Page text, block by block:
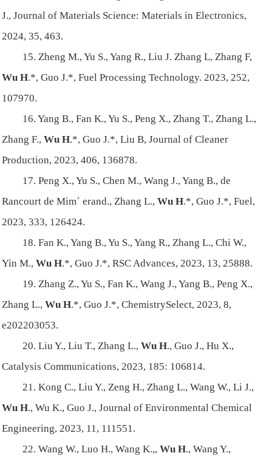
J., Journal of Materials Science: Materials in Electronics,
2024, 35, 463.
15. Zheng M., Yu S., Yang R., Liu J. Zhang L, Zhang F,
Wu H.*, Guo J.*, Fuel Processing Technology. 2023, 252,
107970.
16. Yang B., Fan K., Yu S., Peng X., Zhang T., Zhang L.,
Zhang F.,Wu H.*, Guo J.*, Liu B, Journal of Cleaner
Production, 2023, 406, 136878.
17. Peng X., Yu S., Chen M., Wang J., Yang B., de
Rancourt de Mim´ erand., Zhang L.,Wu H.*, Guo J.*, Fuel,
2023, 333, 126424.
18. Fan K., Yang B., Yu S., Yang R., Zhang L., Chi W.,
Yin M.,Wu H.*, Guo J.*, RSC Advances, 2023, 13, 25888.
19. Zhang Z., Yu S., Fan K., Wang J., Yang B., Peng X.,
Zhang L.,Wu H.*, Guo J.*, ChemistrySelect, 2023, 8,
e202203053.
20. Liu Y., Liu T., Zhang L.,Wu H., Guo J., Hu X.,
Catalysis Communications, 2023, 185: 106814.
21. Kong C., Liu Y., Zeng H., Zhang L., Wang W., Li J.,
Wu H., Wu K., Guo J., Journal of Environmental Chemical
Engineering, 2023, 11, 111551.
22. Wang W., Luo H., Wang K.,,Wu H., Wang Y.,